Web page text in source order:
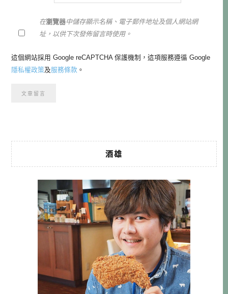
在瀏覽器中儲存顯示名稱、電子郵件地址及個人網站網
址，以供下次發佈留言時使用。
這個網站採用 Google reCAPTCHA 保護機制，這項服務遵循 Google
隱私權政策及服務條款 。
酒雄